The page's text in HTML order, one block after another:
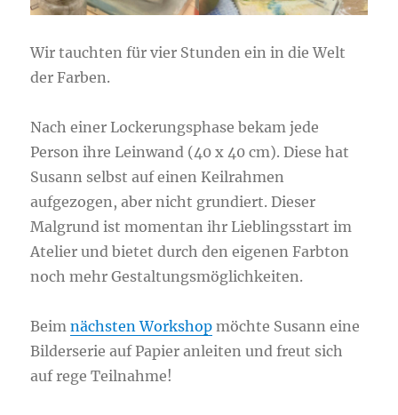
Wir tauchten für vier Stunden ein in die Welt
der Farben.
Nach einer Lockerungsphase bekam jede
Person ihre Leinwand (40 x 40 cm). Diese hat
Susann selbst auf einen Keilrahmen
aufgezogen, aber nicht grundiert. Dieser
Malgrund ist momentan ihr Lieblingsstart im
Atelier und bietet durch den eigenen Farbton
noch mehr Gestaltungsmöglichkeiten.
Beimnächsten Workshop möchte Susann eine
Bilderserie auf Papier anleiten und freut sich
auf rege Teilnahme!